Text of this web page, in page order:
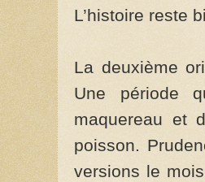
L’histoire reste
La deuxième
Une période
maquereau et
poisson.
versions le